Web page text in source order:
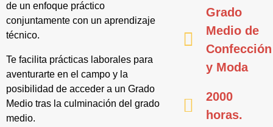
de un enfoque práctico
conjuntamente con un aprendizaje
técnico.
Te facilita prácticas laborales para
aventurarte en el campo y la
posibilidad de acceder a un Grado
Medio tras la culminación del grado
medio.
Grado
Medio de
Confección
y Moda
2000
horas.